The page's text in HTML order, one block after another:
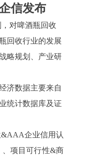
信发布
对啤酒瓶回收
回收行业的发展
略规划、产业研
济数据主要来自
统计数据库及证
&AAA企业信用认
项目可行性&商